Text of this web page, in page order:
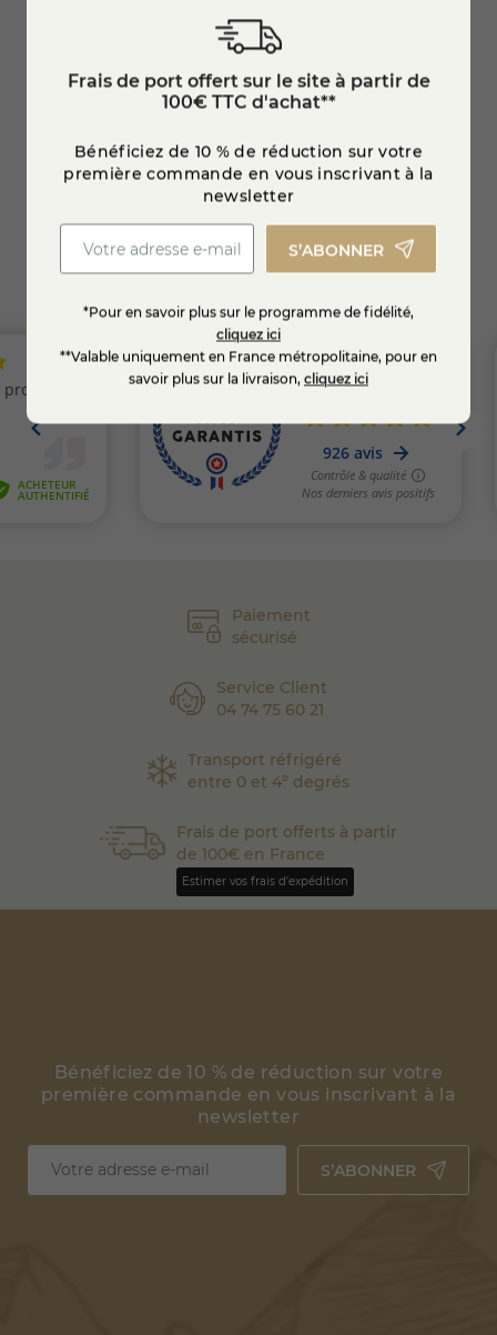
EN SAVOIR +
Paiement
sécurisé
Service Client
04 74 75 60 21
Transport réfrigéré
entre 0 et 4° degrés
Frais de port offerts à partir
de 100€ en France
Estimer vos frais d'expédition
Bénéficiez de 10 % de réduction sur votre
première commande en vous inscrivant à la
newsletter
S’ABONNER
Frais de port offert sur le site à partir de
100€ TTC d'achat**
Bénéficiez de 10 % de réduction sur votre
première commande en vous inscrivant à la
newsletter
S’ABONNER
*Pour en savoir plus sur le programme de fidélité,
cliquez ici
**Valable uniquement en France métropolitaine, pour en
savoir plus sur la livraison, cliquez ici